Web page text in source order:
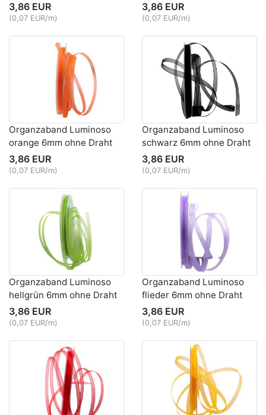
3,86 EUR
(0,07 EUR/m)
3,86 EUR
(0,07 EUR/m)
Organzaband Luminoso
orange 6mm ohne Draht
3,86 EUR
(0,07 EUR/m)
Organzaband Luminoso
schwarz 6mm ohne Draht
3,86 EUR
(0,07 EUR/m)
Organzaband Luminoso
hellgrün 6mm ohne Draht
3,86 EUR
(0,07 EUR/m)
Organzaband Luminoso
flieder 6mm ohne Draht
3,86 EUR
(0,07 EUR/m)